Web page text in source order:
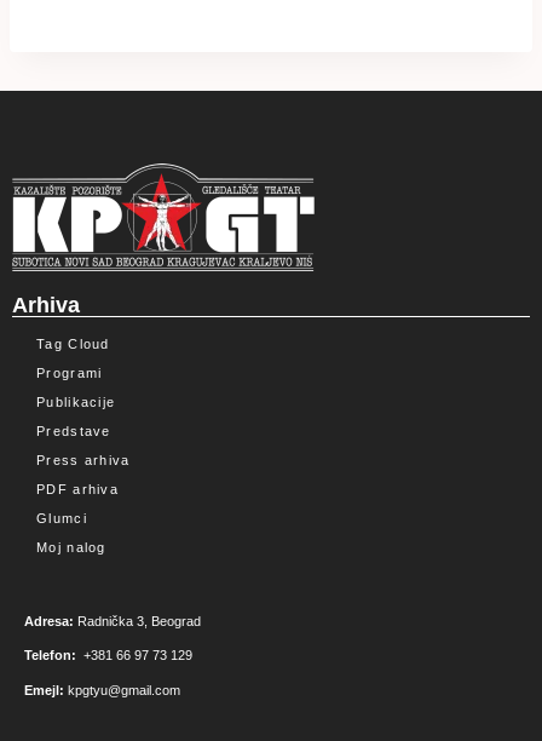
Arhiva
Tag Cloud
Programi
Publikacije
Predstave
Press arhiva
PDF arhiva
Glumci
Moj nalog
Adresa: Radnička 3, Beograd
Telefon: +381 66 97 73 129
Emejl: kpgtyu@gmail.com